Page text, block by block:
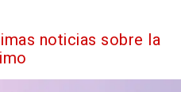
noticias sobre la